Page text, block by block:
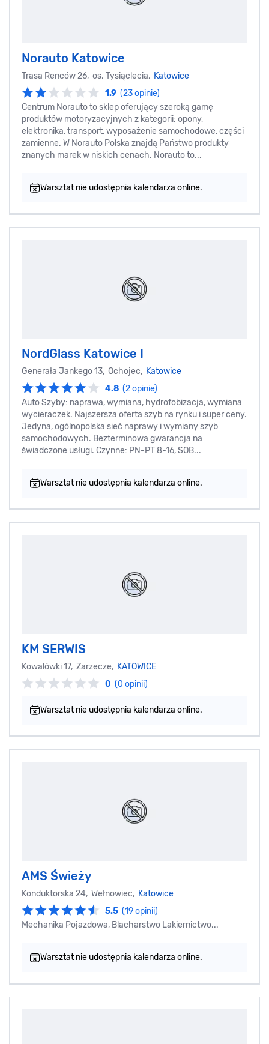
Norauto Katowice
Trasa Renców 26, os. Tysiąclecia, Katowice
1.9 (23 opinie)
Centrum Norauto to sklep oferujący szeroką gamę
produktów motoryzacyjnych z kategorii: opony,
elektronika, transport, wyposażenie samochodowe, części
zamienne. W Norauto Polska znajdą Państwo produkty
znanych marek w niskich cenach. Norauto to...
Warsztat nie udostępnia kalendarza online.
NordGlass Katowice I
Generała Jankego 13, Ochojec, Katowice
4.8 (2 opinie)
Auto Szyby: naprawa, wymiana, hydrofobizacja, wymiana
wycieraczek. Najszersza oferta szyb na rynku i super ceny.
Jedyna, ogólnopolska sieć naprawy i wymiany szyb
samochodowych. Bezterminowa gwarancja na
świadczone usługi. Czynne: PN-PT 8-16, SOB...
Warsztat nie udostępnia kalendarza online.
KM SERWIS
Kowalówki 17, Zarzecze, KATOWICE
0 (0 opinii)
Warsztat nie udostępnia kalendarza online.
AMS Świeży
Konduktorska 24, Wełnowiec, Katowice
5.5 (19 opinii)
Mechanika Pojazdowa, Blacharstwo Lakiernictwo...
Warsztat nie udostępnia kalendarza online.